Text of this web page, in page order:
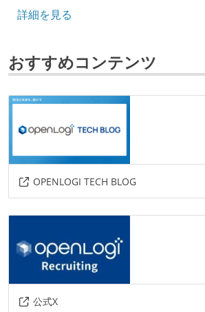
フレームワーク
データベース
mysql
プロジェクト管理
情報共有ツール
slack
aws
docker
その他、現場で使われている技術
詳細を見る
おすすめコンテンツ
OPENLOGI TECH BLOG
公式X